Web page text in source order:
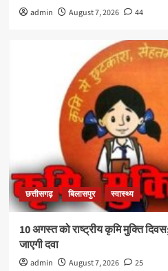
admin August 7, 2026 44
छत्तीसगढ़ बिलासपुर स्वास्थ्य
10 अगस्त को राष्ट्रीय कृमि मुक्ति
जाएगी दवा
admin August 7, 2026 25